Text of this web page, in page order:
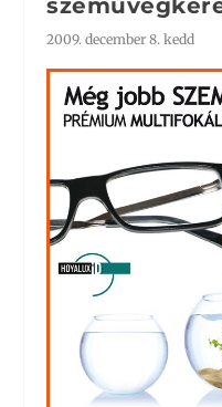
2009. december 8. kedd